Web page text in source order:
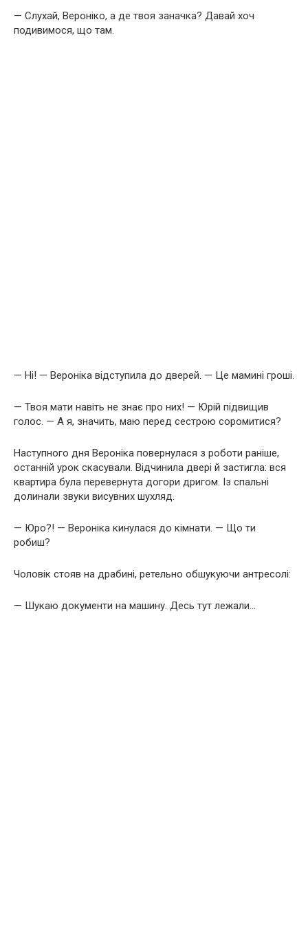
— Слухай, Вероніко, а де твоя заначка? Давай хоч
подивимося, що там.
— Ні! — Вероніка відступила до дверей. — Це мамині гроші.
— Твоя мати навіть не знає про них! — Юрій підвищив
голос. — А я, значить, маю перед сестрою соромитися?
Наступного дня Вероніка повернулася з роботи раніше,
останній урок скасували. Відчинила двері й застигла: вся
квартира була перевернута догори дригом. Із спальні
долинали звуки висувних шухляд.
— Юро?! — Вероніка кинулася до кімнати. — Що ти
робиш?
Чоловік стояв на драбині, ретельно обшукуючи антресолі:
— Шукаю документи на машину. Десь тут лежали…